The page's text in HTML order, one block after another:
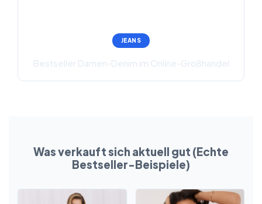
JEANS
Bestseller Damen-Denim im Online-Großhandel
Was verkauft sich aktuell gut (Echte
Bestseller-Beispiele)